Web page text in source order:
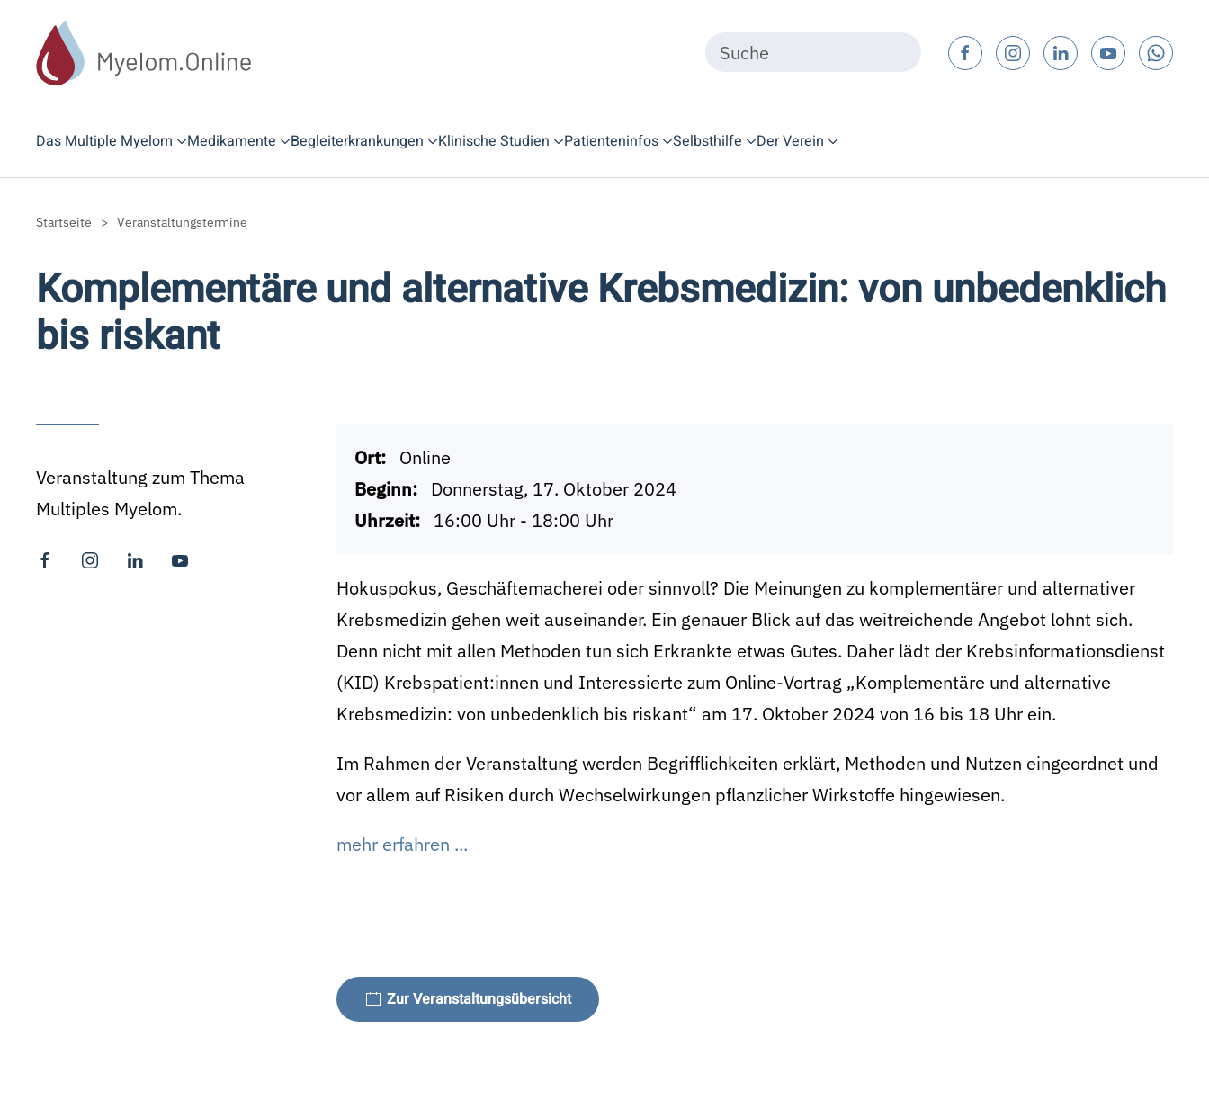
Zum Hauptinhalt springen
Das Multiple Myelom Medikamente Begleiterkrankungen Klinische Studien Patienteninfos Selbsthilfe Der Verein
Startseite Veranstaltungstermine
Komplementäre und alternative Krebsmedizin: von unbedenklich
bis riskant
Veranstaltung zum Thema
Multiples Myelom.
Ort:
Online
Beginn:
Donnerstag, 17. Oktober 2024
Uhrzeit:
16:00 Uhr - 18:00 Uhr
Hokuspokus, Geschäftemacherei oder sinnvoll? Die Meinungen zu komplementärer und alternativer
Krebsmedizin gehen weit auseinander. Ein genauer Blick auf das weitreichende Angebot lohnt sich.
Denn nicht mit allen Methoden tun sich Erkrankte etwas Gutes. Daher lädt der Krebsinformationsdienst
(KID) Krebspatient:innen und Interessierte zum Online-Vortrag „Komplementäre und alternative
Krebsmedizin: von unbedenklich bis riskant“ am 17. Oktober 2024 von 16 bis 18 Uhr ein.
Im Rahmen der Veranstaltung werden Begrifflichkeiten erklärt, Methoden und Nutzen eingeordnet und
vor allem auf Risiken durch Wechselwirkungen pflanzlicher Wirkstoffe hingewiesen.
mehr erfahren ...
Zur Veranstaltungsübersicht